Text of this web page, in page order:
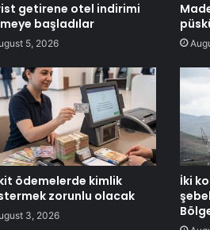
getirene otel indirimi
başladılar
5, 2026
ödemelerde kimlik
zorunlu olacak
3, 2026
İki